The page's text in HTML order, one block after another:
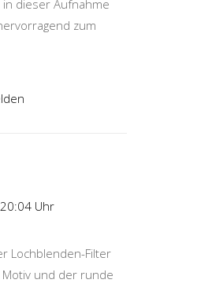
in dieser Aufnahme
zum
Uhr
Lochblenden-Filter
Motiv und der runde